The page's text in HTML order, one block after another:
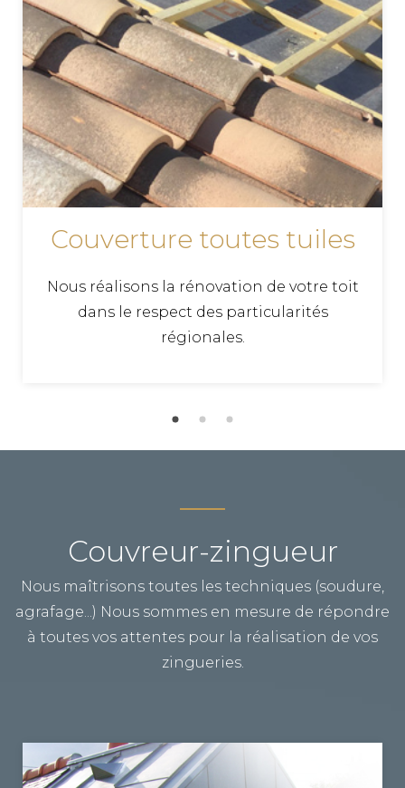
Couverture toutes tuiles
Nous réalisons la rénovation de votre toit
dans le respect des particularités
régionales.
Couvreur-zingueur
Nous maîtrisons toutes les techniques (soudure,
agrafage...) Nous sommes en mesure de répondre
à toutes vos attentes pour la réalisation de vos
zingueries.